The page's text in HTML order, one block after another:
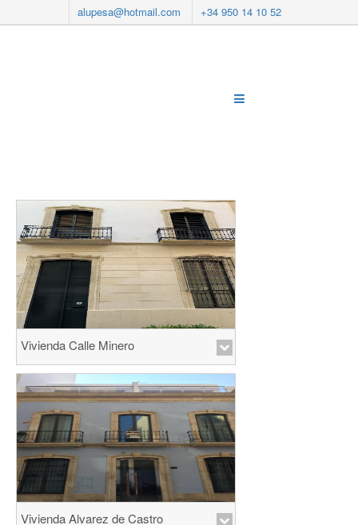
alupesa@hotmail.com +34 950 14 10 52
Vivienda Calle Minero
Vivienda Alvarez de Castro